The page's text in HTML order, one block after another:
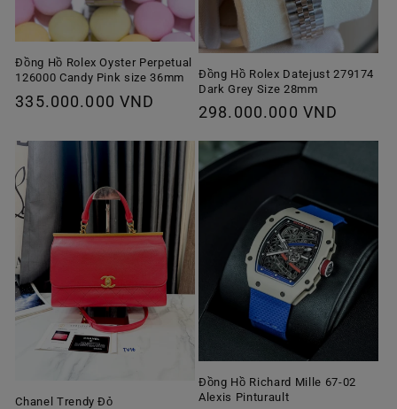
Đồng Hồ Rolex Oyster Perpetual
126000 Candy Pink size 36mm
Giá
thường
335.000.000 VND
Đồng Hồ Rolex Datejust 279174
Dark Grey Size 28mm
Giá
thường
298.000.000 VND
Chanel Trendy Đỏ
Đồng Hồ Richard Mille 67-02
Alexis Pinturault